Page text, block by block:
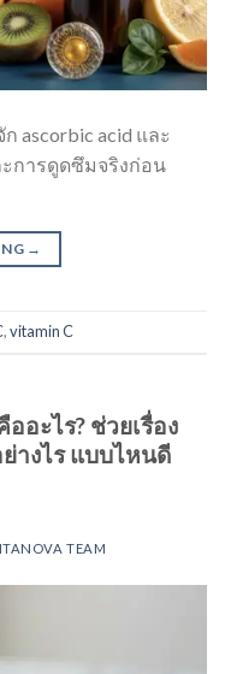
ascorbic acid และ
ะการดูดซึมจริงก่อน
→
,vitamin C
อะไร? ช่วยเรื่อง
างไร แบบไหนดี
TEAM